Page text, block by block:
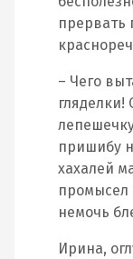
прервать
– Чего
гляделки!
пришибу
хахалей
промысел
немочь
Ирина,